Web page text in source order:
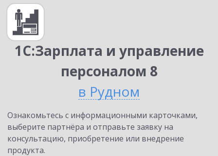
1С:Зарплата и управление
персоналом 8
в Рудном
Ознакомьтесь с информационными карточками,
выберите партнёра и отправьте заявку на
консультацию, приобретение или внедрение
продукта.